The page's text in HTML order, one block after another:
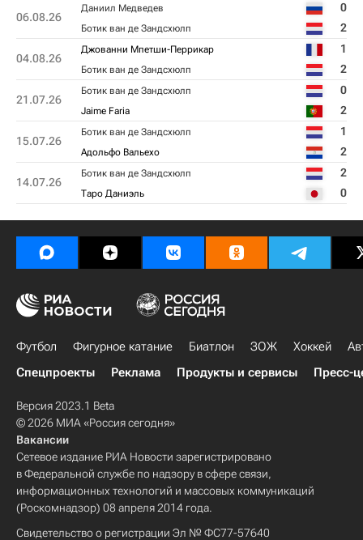
06.08.26
Даниил Медведев 0
Ботик ван де Зандсхюлп 2
04.08.26
Джованни Мпетши-Перрикар 1
Ботик ван де Зандсхюлп 2
21.07.26
Ботик ван де Зандсхюлп 0
Jaime Faria 2
15.07.26
Ботик ван де Зандсхюлп 1
Адольфо Вальехо 2
14.07.26
Ботик ван де Зандсхюлп 2
Таро Даниэль 0
Футбол Фигурное катание Биатлон ЗОЖ Хоккей
Спецпроекты
Реклама Продукты и сервисы Пресс-
Версия 2023.1 Beta
© 2026 МИА «Россия сегодня»
Вакансии
Сетевое издание РИА Новости зарегистрировано
в Федеральной службе по надзору в сфере связи,
информационных технологий и массовых коммуникаций
(Роскомнадзор) 08 апреля 2014 года.
Свидетельство о регистрации Эл № ФС77-57640